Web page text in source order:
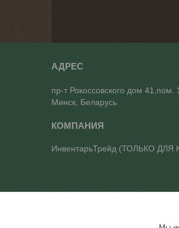
пр-т Рокоссовского дом 41,пом.
Минск, Беларусь
ИнвентарьТрейд (ТОЛЬКО